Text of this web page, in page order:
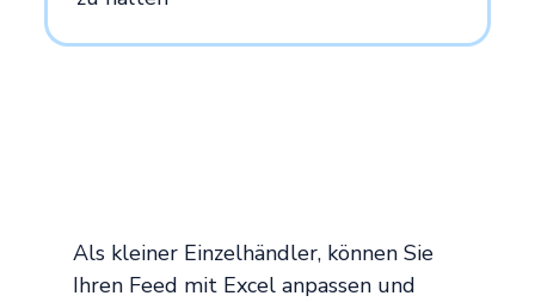
Als kleiner Einzelhändler, können Sie
Ihren Feed mit Excel anpassen und